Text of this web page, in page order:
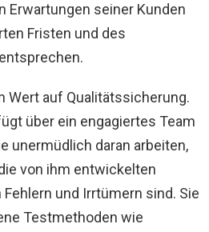
Erwartungen seiner Kunden
Fristen und des
Wert auf Qualitätssicherung.
über ein engagiertes Team
unermüdlich daran arbeiten,
von ihm entwickelten
und Irrtümern sind. Sie
Testmethoden wie